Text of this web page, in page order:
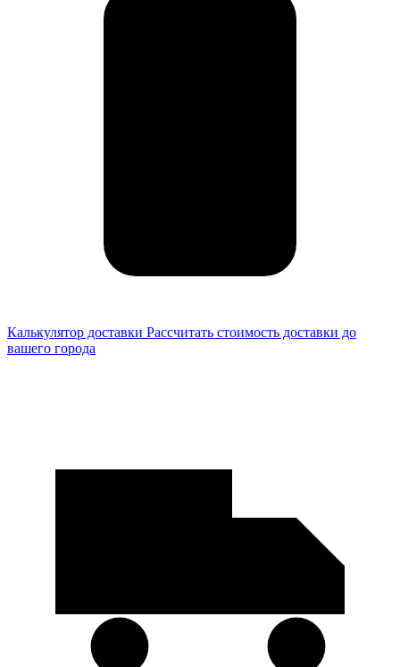
Калькулятор доставки Рассчитать стоимость доставки до
вашего города